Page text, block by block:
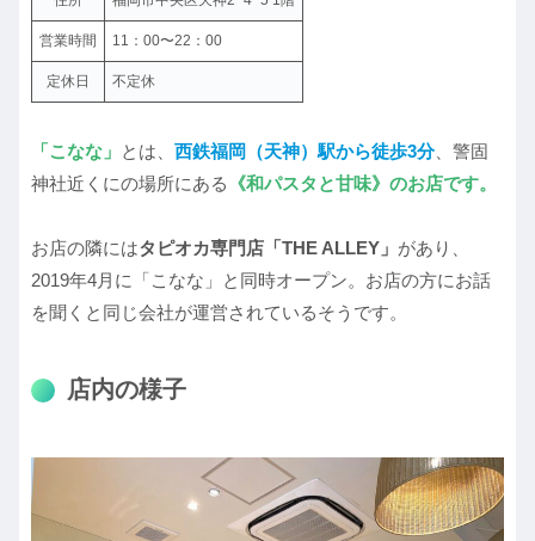
営業時間 11：00〜22：00
定休日 不定休
「こなな」 とは、 西鉄福岡（天神）駅から徒歩3分、警固
神社近くにの場所にある 《和パスタと甘味》のお店です。
お店の隣にはタピオカ専門店「THE ALLEY」 があり、
2019年4月に「こなな」と同時オープン。お店の方にお話
を聞くと同じ会社が運営されているそうです。
店内の様子